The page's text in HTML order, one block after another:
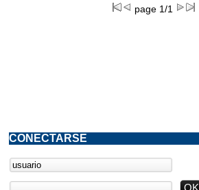
page 1/1
CONECTARSE